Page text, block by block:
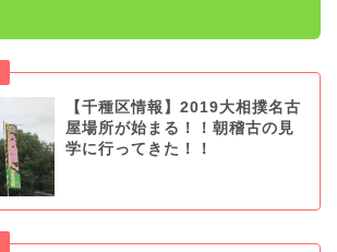
【千種区情報】2019大相撲名古
屋場所が始まる！！朝稽古の見
学に行ってきた！！